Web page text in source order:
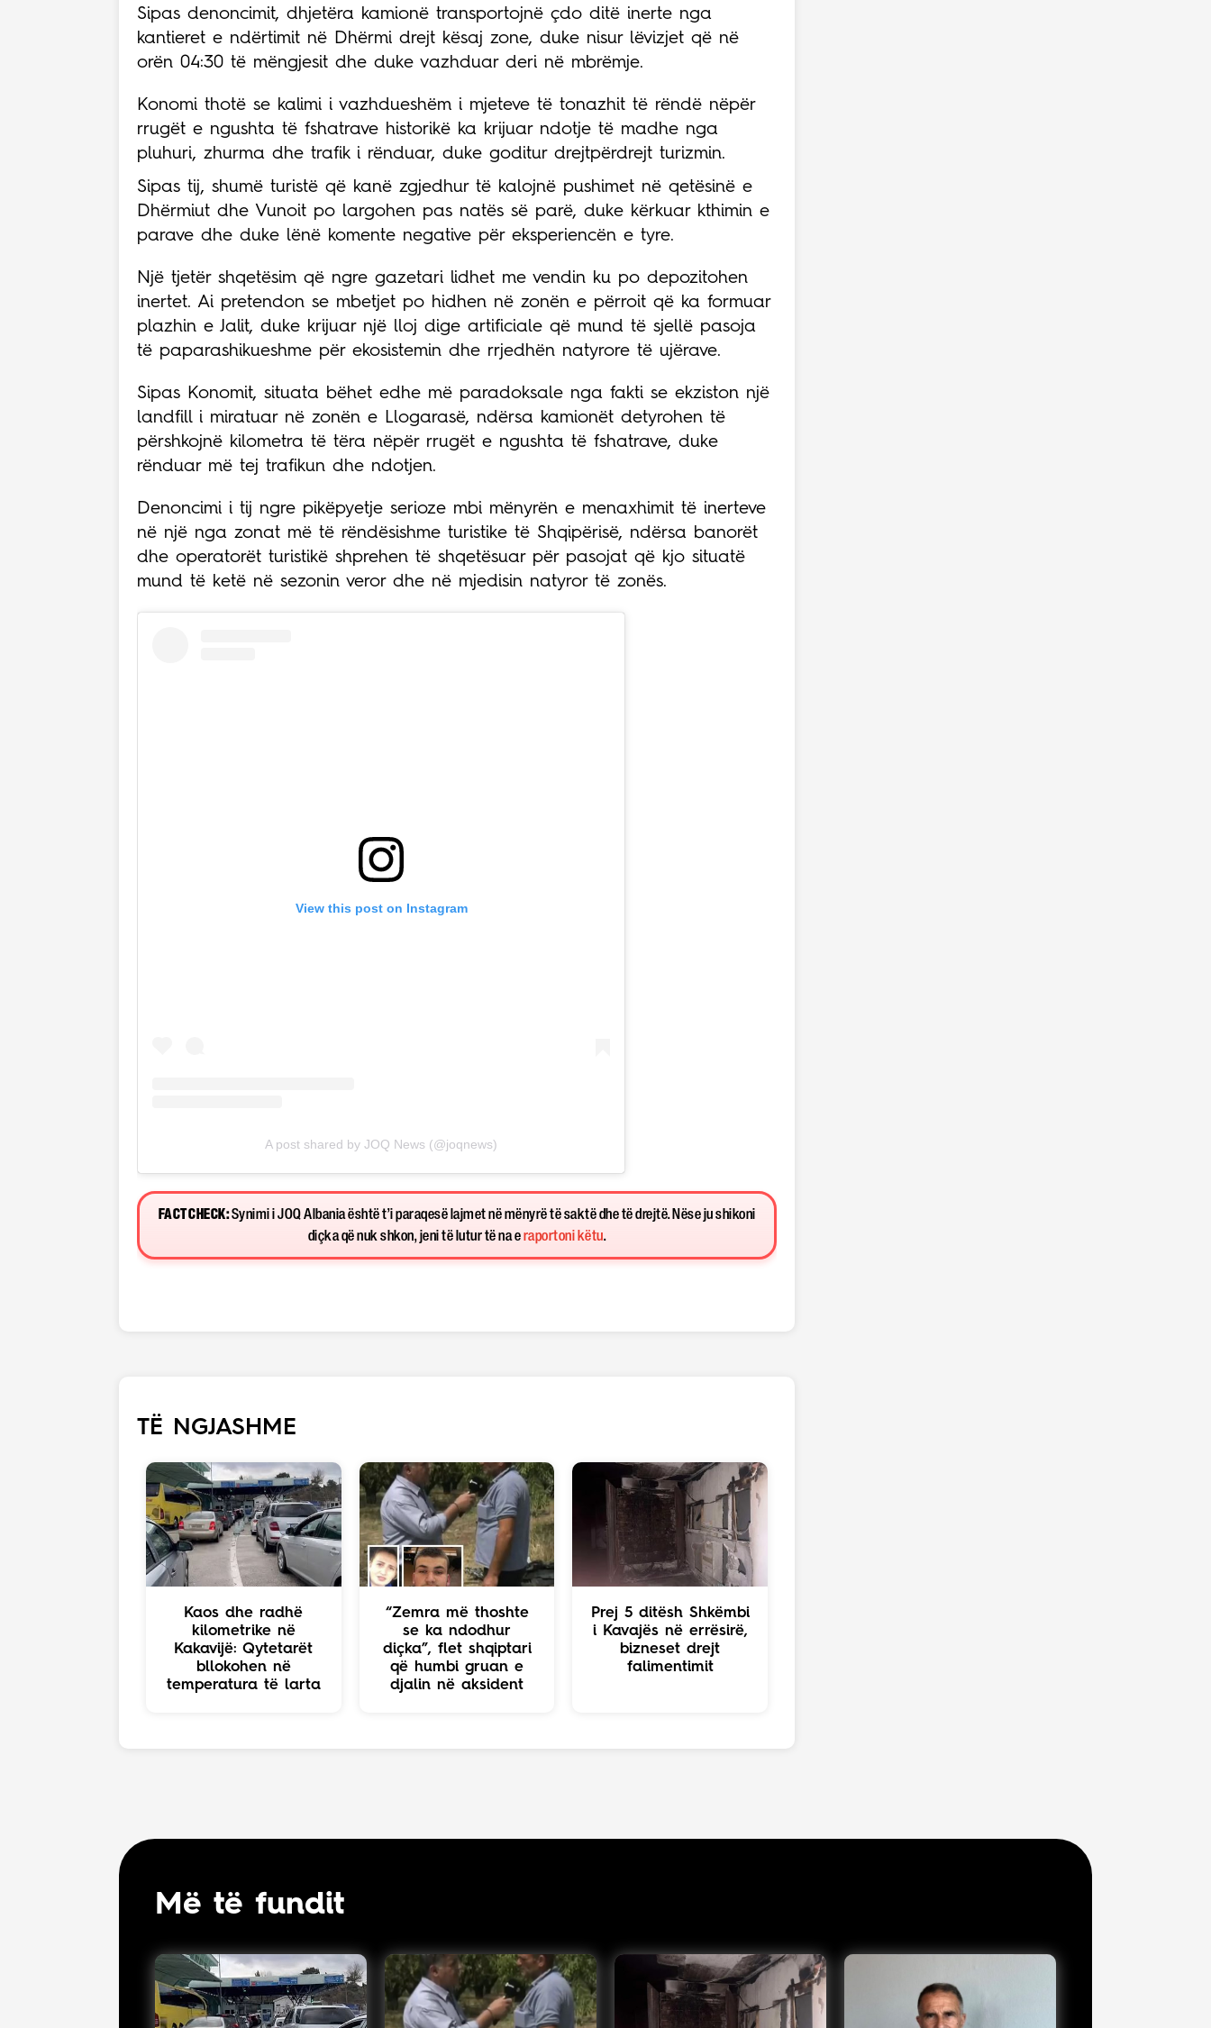
Sipas denoncimit, dhjetëra kamionë transportojnë çdo ditë inerte nga
kantieret e ndërtimit në Dhërmi drejt kësaj zone, duke nisur lëvizjet që në
orën 04:30 të mëngjesit dhe duke vazhduar deri në mbrëmje.
Konomi thotë se kalimi i vazhdueshëm i mjeteve të tonazhit të rëndë nëpër
rrugët e ngushta të fshatrave historikë ka krijuar ndotje të madhe nga
pluhuri, zhurma dhe trafik i rënduar, duke goditur drejtpërdrejt turizmin.
Sipas tij, shumë turistë që kanë zgjedhur të kalojnë pushimet në qetësinë e
Dhërmiut dhe Vunoit po largohen pas natës së parë, duke kërkuar kthimin e
parave dhe duke lënë komente negative për eksperiencën e tyre.
Një tjetër shqetësim që ngre gazetari lidhet me vendin ku po depozitohen
inertet. Ai pretendon se mbetjet po hidhen në zonën e përroit që ka formuar
plazhin e Jalit, duke krijuar një lloj dige artificiale që mund të sjellë pasoja
të paparashikueshme për ekosistemin dhe rrjedhën natyrore të ujërave.
Sipas Konomit, situata bëhet edhe më paradoksale nga fakti se ekziston një
landfill i miratuar në zonën e Llogarasë, ndërsa kamionët detyrohen të
përshkojnë kilometra të tëra nëpër rrugët e ngushta të fshatrave, duke
rënduar më tej trafikun dhe ndotjen.
Denoncimi i tij ngre pikëpyetje serioze mbi mënyrën e menaxhimit të inerteve
në një nga zonat më të rëndësishme turistike të Shqipërisë, ndërsa banorët
dhe operatorët turistikë shprehen të shqetësuar për pasojat që kjo situatë
mund të ketë në sezonin veror dhe në mjedisin natyror të zonës.
View this post on Instagram
A post shared by JOQ News (@joqnews)
FACT CHECK:Synimi i JOQ Albania është t’i paraqesë lajmet në mënyrë të saktë dhe të drejtë. Nëse ju shikoni
diçka që nuk shkon, jeni të lutur të na e raportoni këtu.
TË NGJASHME
Kaos dhe radhë
kilometrike në
Kakavijë: Qytetarët
bllokohen në
temperatura të larta
“Zemra më thoshte
se ka ndodhur
diçka”, flet shqiptari
që humbi gruan e
djalin në aksident
Prej 5 ditësh Shkëmbi
i Kavajës në errësirë,
bizneset drejt
falimentimit
Më të fundit